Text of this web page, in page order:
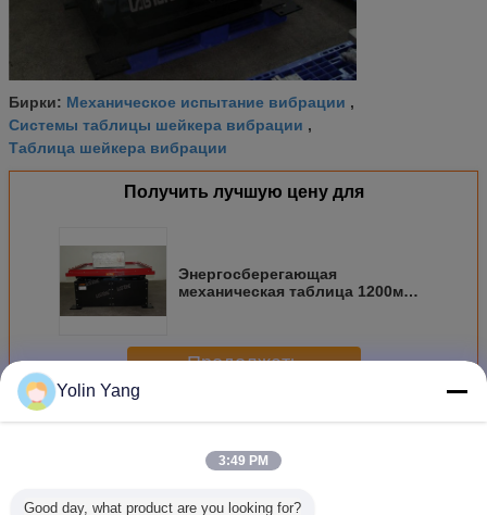
Бирки: Механическое испытание вибрации ,
Системы таблицы шейкера вибрации ,
Таблица шейкера вибрации
Получить лучшую цену для
Энергосберегающая
механическая таблица 1200мм
Продолжать
БольшеМеханический вибростенд
Yolin Yang
3:49 PM
Good day, what product are you looking for?